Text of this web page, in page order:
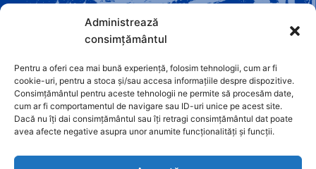
Administrează
consimțământul
Pentru a oferi cea mai bună experiență, folosim tehnologii, cum ar fi
cookie-uri, pentru a stoca și/sau accesa informațiile despre dispozitive.
Consimțământul pentru aceste tehnologii ne permite să procesăm date,
cum ar fi comportamentul de navigare sau ID-uri unice pe acest site.
Dacă nu îți dai consimțământul sau îți retragi consimțământul dat poate
avea afecte negative asupra unor anumite funcționalități și funcții.
Anunțuri
Hotarâri de Consiliu
Certificate de Urbanism
Autorizații de Construcții
Orașe Înfrățite
Contact